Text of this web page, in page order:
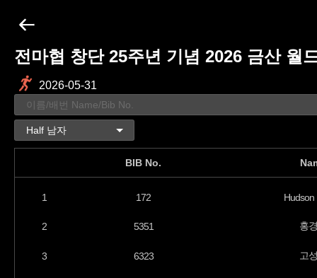
전마협 창단 25주년 기념 2026 금산 월
2026-05-31
BIB No.
1 172 Hudson
2 5351 홍
3 6323 고